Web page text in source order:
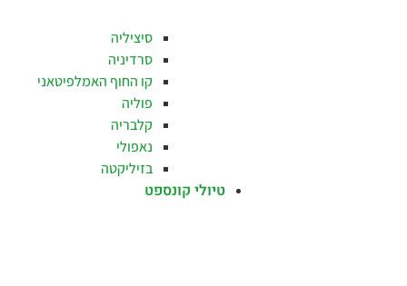
סיציליה
סרדיניה
קו החוף האמלפיטאני
פוליה
קלבריה
נאפולי
בזיליקטה
טיולי קונספט